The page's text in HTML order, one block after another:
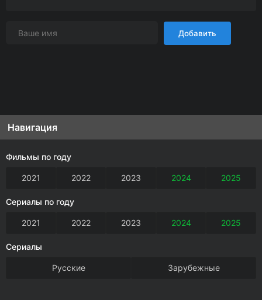
Добавить
Навигация
Фильмы по году
2021 2022 2023 2024 2025
Сериалы по году
2021 2022 2023 2024 2025
Сериалы
Русские Зарубежные